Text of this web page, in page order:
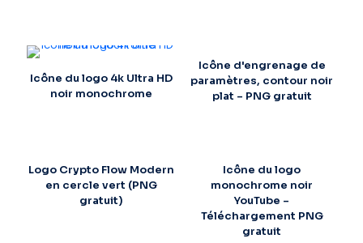
Icône du logo 4k Ultra HD
noir monochrome
Icône d'engrenage de
paramètres, contour noir
plat – PNG gratuit
Logo Crypto Flow Modern
en cercle vert (PNG
gratuit)
Icône du logo
monochrome noir
YouTube –
Téléchargement PNG
gratuit